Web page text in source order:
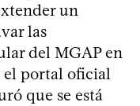
un
las
del MGAP en
el portal oficial
que se está